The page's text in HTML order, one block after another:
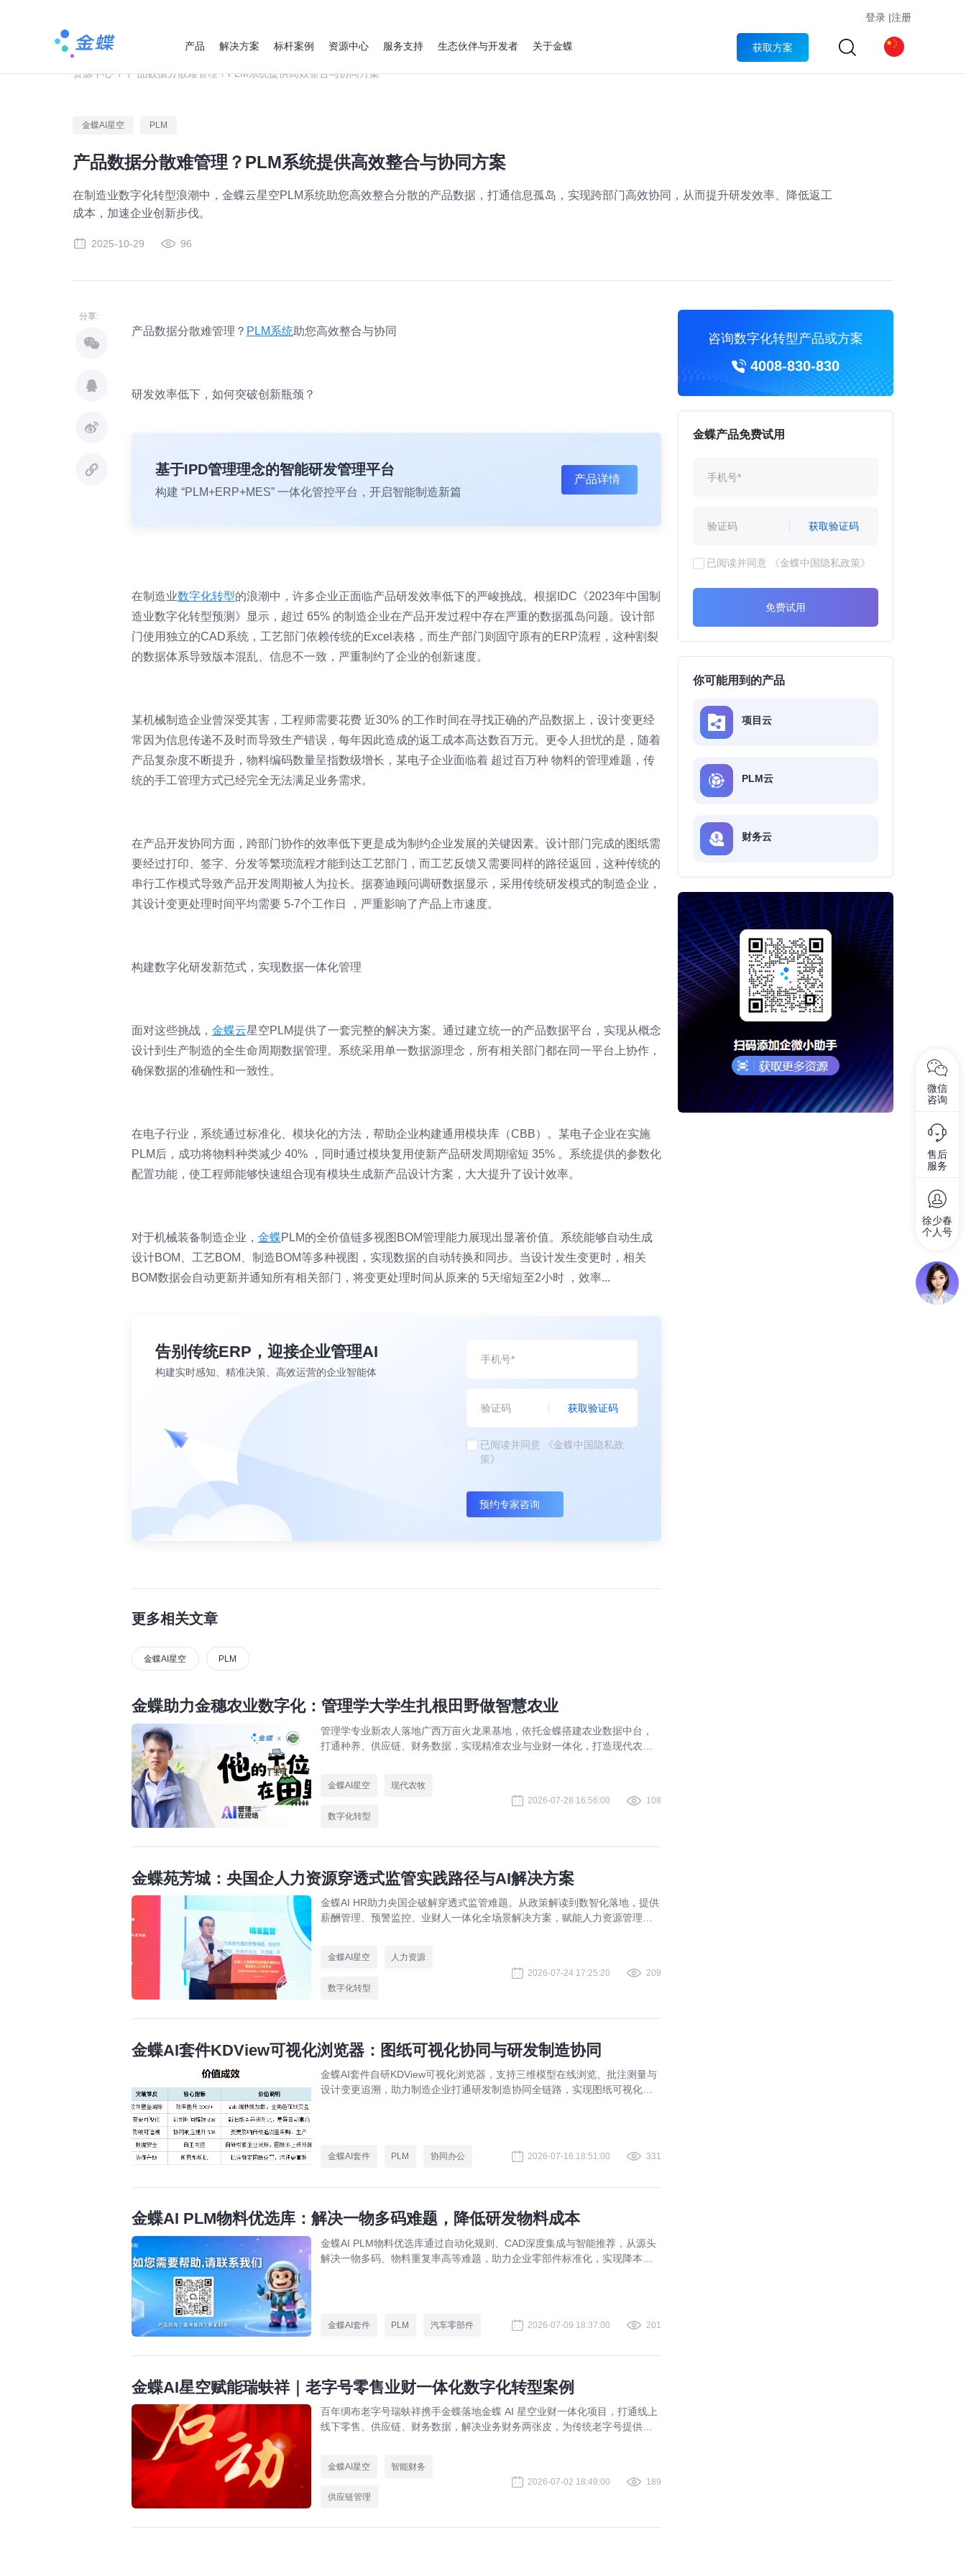
登录 |注册
产品 解决方案 标杆案例 资源中心 服务支持 生态伙伴与开发者 关于金蝶 获取方案
资源中心 / 产品数据分散难管理？PLM系统提供高效整合与协同方案
金蝶AI星空 PLM
产品数据分散难管理？PLM系统提供高效整合与协同方案
在制造业数字化转型浪潮中，金蝶云星空PLM系统助您高效整合分散的产品数据，打通信息孤岛，实现跨部门高效协同，从而提升研发效率、降低返工
成本，加速企业创新步伐。
2025-10-29 96
分享:
产品数据分散难管理？ PLM系统助您高效整合与协同
研发效率低下，如何突破创新瓶颈？
基于IPD管理理念的智能研发管理平台
构建 “PLM+ERP+MES” 一体化管控平台，开启智能制造新篇
产品详情
在制造业数字化转型的浪潮中，许多企业正面临产品研发效率低下的严峻挑战。根据IDC《2023年中国制
造业数字化转型预测》显示，超过 65% 的制造企业在产品开发过程中存在严重的数据孤岛问题。设计部
门使用独立的CAD系统，工艺部门依赖传统的Excel表格，而生产部门则固守原有的ERP流程，这种割裂
的数据体系导致版本混乱、信息不一致，严重制约了企业的创新速度。
某机械制造企业曾深受其害，工程师需要花费 近30% 的工作时间在寻找正确的产品数据上，设计变更经
常因为信息传递不及时而导致生产错误，每年因此造成的返工成本高达数百万元。更令人担忧的是，随着
产品复杂度不断提升，物料编码数量呈指数级增长，某电子企业面临着 超过百万种 物料的管理难题，传
统的手工管理方式已经完全无法满足业务需求。
在产品开发协同方面，跨部门协作的效率低下更是成为制约企业发展的关键因素。设计部门完成的图纸需
要经过打印、签字、分发等繁琐流程才能到达工艺部门，而工艺反馈又需要同样的路径返回，这种传统的
串行工作模式导致产品开发周期被人为拉长。据赛迪顾问调研数据显示，采用传统研发模式的制造企业，
其设计变更处理时间平均需要 5-7个工作日 ，严重影响了产品上市速度。
构建数字化研发新范式，实现数据一体化管理
面对这些挑战， 金蝶云星空PLM提供了一套完整的解决方案。通过建立统一的产品数据平台，实现从概念
设计到生产制造的全生命周期数据管理。系统采用单一数据源理念，所有相关部门都在同一平台上协作，
确保数据的准确性和一致性。
在电子行业，系统通过标准化、模块化的方法，帮助企业构建通用模块库（CBB）。某电子企业在实施
PLM后，成功将物料种类减少 40% ，同时通过模块复用使新产品研发周期缩短 35% 。系统提供的参数化
配置功能，使工程师能够快速组合现有模块生成新产品设计方案，大大提升了设计效率。
对于机械装备制造企业， 金蝶PLM的全价值链多视图BOM管理能力展现出显著价值。系统能够自动生成
设计BOM、工艺BOM、制造BOM等多种视图，实现数据的自动转换和同步。当设计发生变更时，相关
BOM数据会自动更新并通知所有相关部门，将变更处理时间从原来的 5天缩短至2小时 ，效率...
告别传统ERP，迎接企业管理AI
构建实时感知、精准决策、高效运营的企业智能体
获取验证码
已阅读并同意
《金蝶中国隐私政
策》
预约专家咨询
更多相关文章
金蝶AI星空 PLM
金蝶助力金穗农业数字化：管理学大学生扎根田野做智慧农业
管理学专业新农人落地广西万亩火龙果基地，依托金蝶搭建农业数据中台，
打通种养、供应链、财务数据，实现精准农业与业财一体化，打造现代农业
金蝶AI星空 现代农牧
数字化转型
2026-07-28 16:56:00 108
金蝶苑芳城：央国企人力资源穿透式监管实践路径与AI解决方案
金蝶AI HR助力央国企破解穿透式监管难题。从政策解读到数智化落地，提供
薪酬管理、预警监控、业财人一体化全场景解决方案，赋能人力资源管理合
金蝶AI星空 人力资源
数字化转型
2026-07-24 17:25:20 209
金蝶AI套件KDView可视化浏览器：图纸可视化协同与研发制造协同
金蝶AI套件自研KDView可视化浏览器，支持三维模型在线浏览、批注测量与
设计变更追溯，助力制造企业打通研发制造协同全链路，实现图纸可视化协
金蝶AI套件 PLM 协同办公 2026-07-16 18:51:00 331
金蝶AI PLM物料优选库：解决一物多码难题，降低研发物料成本
金蝶AI PLM物料优选库通过自动化规则、CAD深度集成与智能推荐，从源头
解决一物多码、物料重复率高等难题，助力企业零部件标准化，实现降本增
金蝶AI套件 PLM 汽车零部件 2026-07-09 18:37:00 201
金蝶AI星空赋能瑞蚨祥｜老字号零售业财一体化数字化转型案例
百年绸布老字号瑞蚨祥携手金蝶落地金蝶 AI 星空业财一体化项目，打通线上
线下零售、供应链、财务数据，解决业务财务两张皮，为传统老字号提供成
金蝶AI星空 智能财务
供应链管理
2026-07-02 18:49:00 189
咨询数字化转型产品或方案
4008-830-830
金蝶产品免费试用
获取验证码
已阅读并同意 《金蝶中国隐私政策》
免费试用
你可能用到的产品
项目云
PLM云
财务云
微信
咨询
售后
服务
徐少春
个人号